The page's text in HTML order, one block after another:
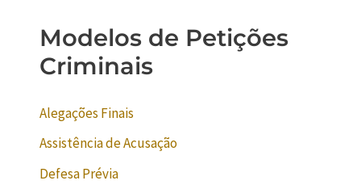
Modelos de Petições
Criminais
Alegações Finais
Assistência de Acusação
Defesa Prévia